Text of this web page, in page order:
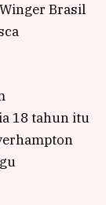
Brasil
18 tahun itu